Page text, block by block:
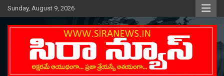
Skip
to
content
Sunday, August 9, 2026